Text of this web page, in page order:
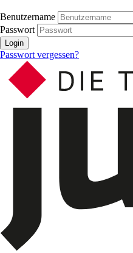
Benutzername
Passwort
Login
Passwort vergessen?